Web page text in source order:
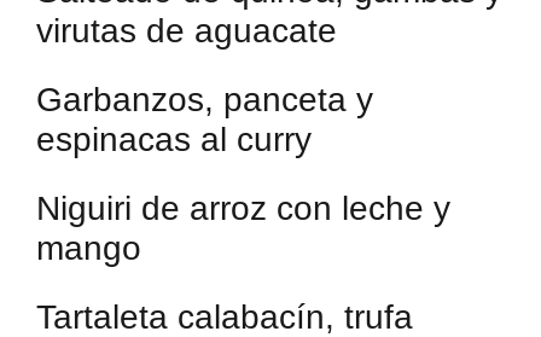
virutas de aguacate
Garbanzos, panceta y
espinacas al curry
Niguiri de arroz con leche y
mango
Tartaleta calabacín, trufa